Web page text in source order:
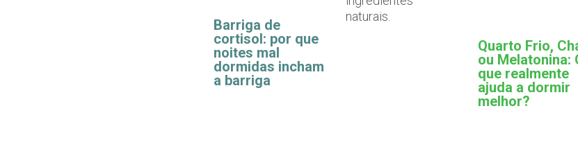
Barriga de
cortisol: por que
noites mal
dormidas incham
a barriga
Quarto Frio,
ou Melatonina:
que realmente
ajuda a dormir
melhor?